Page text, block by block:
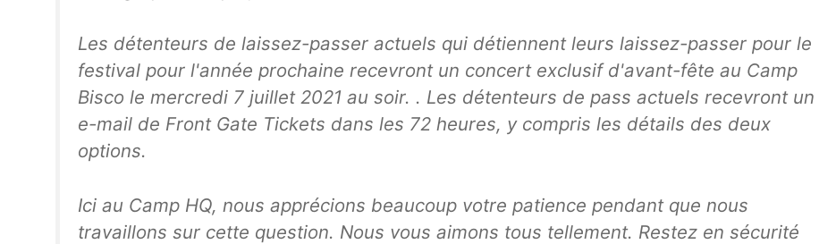
Les détenteurs de laissez-passer actuels qui détiennent leurs laissez-passer pour le
festival pour l'année prochaine recevront un concert exclusif d'avant-fête au Camp
Bisco le mercredi 7 juillet 2021 au soir. . Les détenteurs de pass actuels recevront un
e-mail de Front Gate Tickets dans les 72 heures, y compris les détails des deux
options.
Ici au Camp HQ, nous apprécions beaucoup votre patience pendant que nous
travaillons sur cette question. Nous vous aimons tous tellement. Restez en sécurité